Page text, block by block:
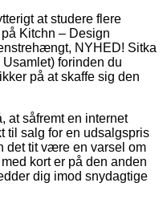
at studere flere
Kitchn – Design
NYHED! Sitka
forinden du
på at skaffe sig den
at såfremt en internet
til salg for en udsalgspris
det tit være en varsel om
kort er på den anden
dig imod snydagtige